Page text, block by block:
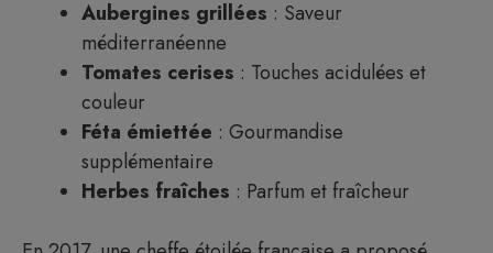
Aubergines grillées : Saveur
méditerranéenne
Tomates cerises : Touches acidulées et
couleur
Féta émiettée : Gourmandise
supplémentaire
Herbes fraîches : Parfum et fraîcheur